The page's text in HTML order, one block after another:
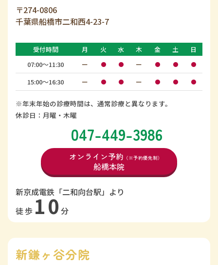
〒274-0806
千葉県船橋市二和西4-23-7
受付時間 月 火 水 木 金 土
日
07:00〜11:30
ー ● ● ー ● ● ●
15:00〜16:30 ー ● ● ー ● ● ●
※年末年始の診療時間は、通常診療と異なります。
休診日：月曜・木曜
047-449-3986
オンライン予約 （※予約優先制）
船橋本院
新京成電鉄「二和向台駅」より
徒歩 10 分
新鎌ヶ谷分院